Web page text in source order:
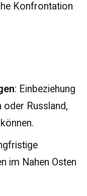
Konfrontation
: Einbeziehung
oder Russland,
im Nahen Osten